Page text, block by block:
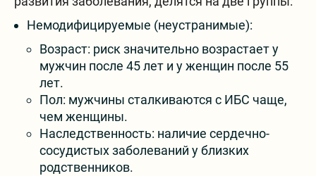
Немодифицируемые (неустранимые):
Возраст: риск значительно возрастает у
мужчин после 45 лет и у женщин после 55
лет.
Пол: мужчины сталкиваются с ИБС чаще,
чем женщины.
Наследственность: наличие сердечно-
сосудистых заболеваний у близких
родственников.